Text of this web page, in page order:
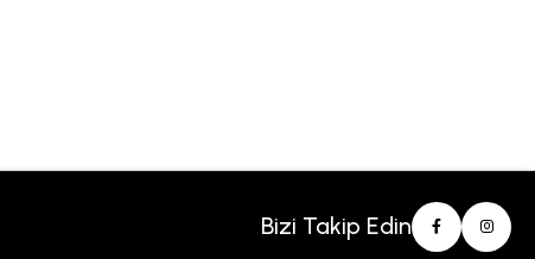
Bizi Takip Edin